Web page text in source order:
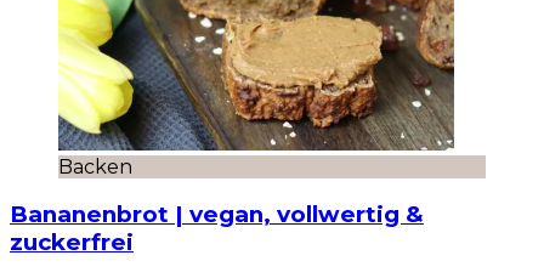
Backen
Bananenbrot | vegan, vollwertig &
zuckerfrei